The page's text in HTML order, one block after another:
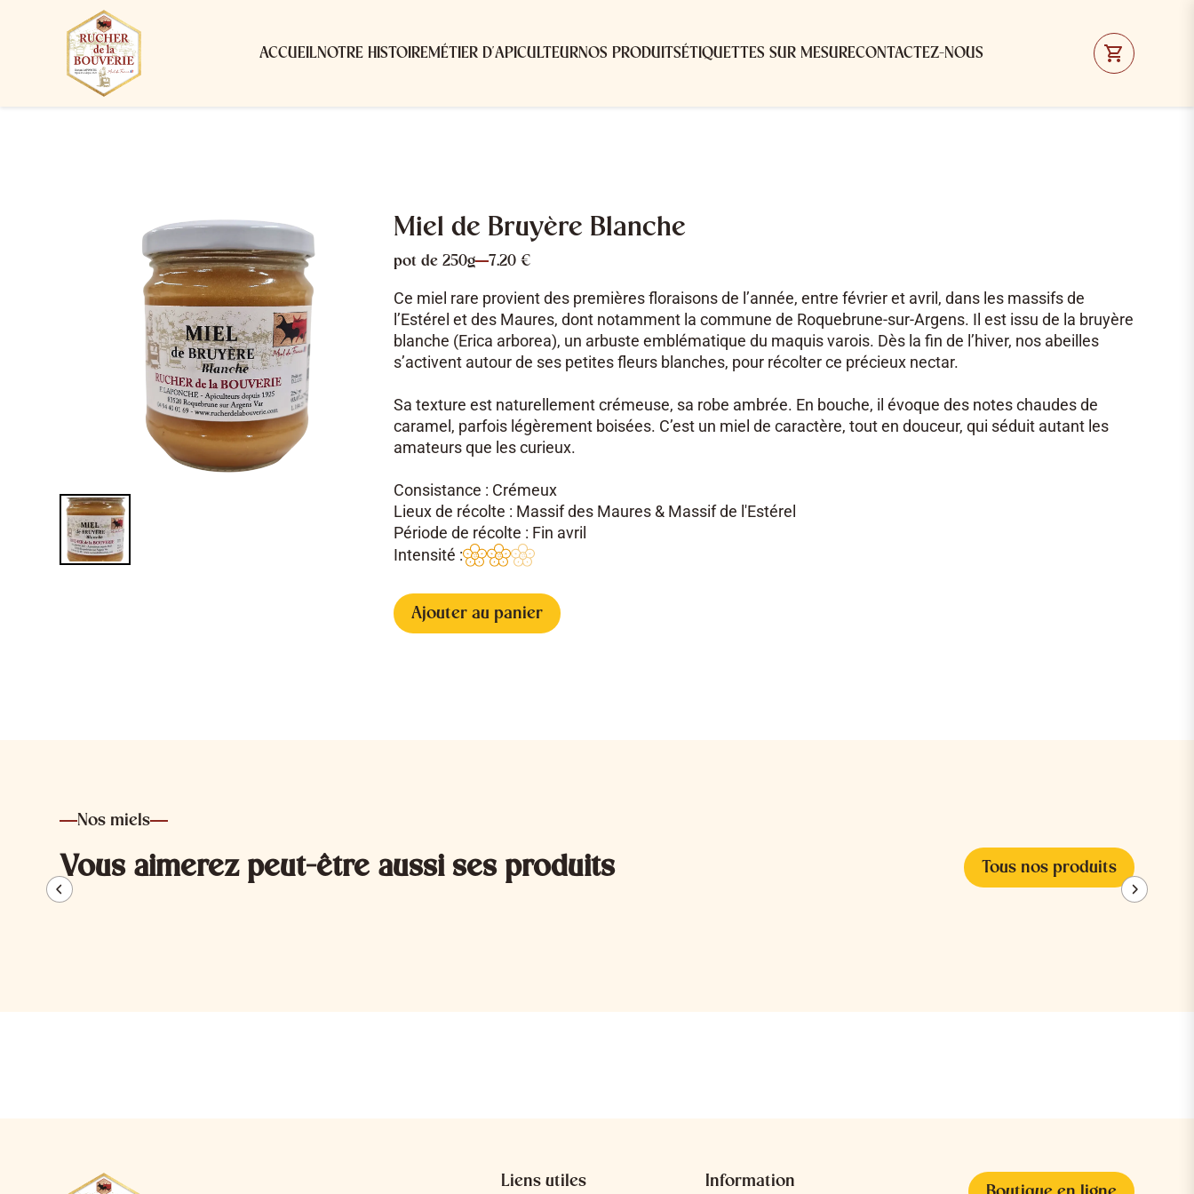
ACCUEILNOTRE HISTOIREMÉTIER D'APICULTEURNOS PRODUITSÉTIQUETTES SUR MESURECONTACTEZ-NOUS
Miel de Bruyère Blanche
pot de 250g 7.20 €
Ce miel rare provient des premières floraisons de l’année, entre février et avril, dans les massifs de
l’Estérel et des Maures, dont notamment la commune de Roquebrune-sur-Argens. Il est issu de la bruyère
blanche (Erica arborea), un arbuste emblématique du maquis varois. Dès la fin de l’hiver, nos abeilles
s’activent autour de ses petites fleurs blanches, pour récolter ce précieux nectar.
Sa texture est naturellement crémeuse, sa robe ambrée. En bouche, il évoque des notes chaudes de
caramel, parfois légèrement boisées. C’est un miel de caractère, tout en douceur, qui séduit autant les
amateurs que les curieux.
Consistance : Crémeux
Lieux de récolte : Massif des Maures & Massif de l'Estérel
Période de récolte : Fin avril
Intensité :
Ajouter au panier
Nos miels
Vous aimerez peut-être aussi ses produits Tous nos produits
Liens utiles Information